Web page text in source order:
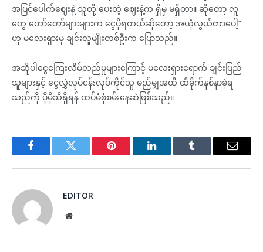
အပြင်ပေါက်ဈေးနဲ့ သူတို့ ပေးတဲ့ ဈေးနဲ့က ရှိမှ မရှိတာ။ ဆိုတော့ လူ
တွေ တော်တော်များများက ငွေပိုရတယ်ဆိုတော့ အယုံလွယ်တာပေါ့”
ဟု မလေးရှားမှ ချင်းလူမျိုးတစ်ဦးက ပြောသည်။
အဆိုပါငွေကြေးလိမ်လည်မှုများကြောင့် မလေးရှားရောက် ချင်းပြည်
သူများနှင့် ငွေလွှဲလုပ်ငန်းလုပ်ကိုင်သူ မည်မျှအထိ ထိခိုက်နစ်နာခဲ့ရ
သည်ကို ပိုမိုသိရှိရန် ထပ်မံစုံစမ်းနေဆဲဖြစ်သည်။
FacebookTwitter Pinterest LinkedInTumblr Email
EDITOR
Website